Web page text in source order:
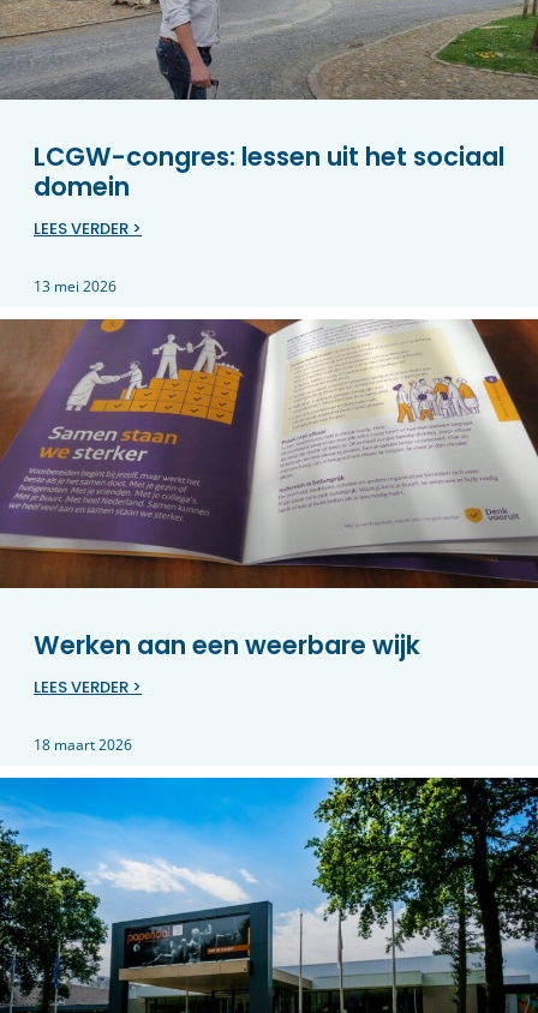
LCGW-congres: lessen uit het sociaal
domein
LEES VERDER >
13 mei 2026
Werken aan een weerbare wijk
LEES VERDER >
18 maart 2026